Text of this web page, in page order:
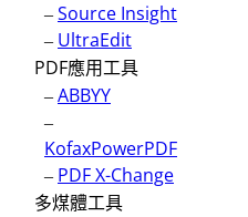
–Source Insight
– UltraEdit
PDF應用工具
–ABBYY
–
KofaxPowerPDF
– PDF X-Change
多煤體工具